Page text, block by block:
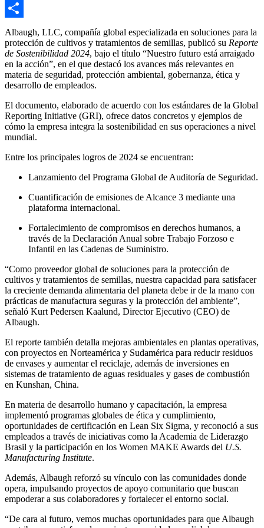
Email
Compartir
Albaugh, LLC, compañía global especializada en soluciones para la
protección de cultivos y tratamientos de semillas, publicó su Reporte
de Sostenibilidad 2024, bajo el título “Nuestro futuro está arraigado
en la acción”, en el que destacó los avances más relevantes en
materia de seguridad, protección ambiental, gobernanza, ética y
desarrollo de empleados.
El documento, elaborado de acuerdo con los estándares de la Global
Reporting Initiative (GRI), ofrece datos concretos y ejemplos de
cómo la empresa integra la sostenibilidad en sus operaciones a nivel
mundial.
Entre los principales logros de 2024 se encuentran:
Lanzamiento del Programa Global de Auditoría de Seguridad.
Cuantificación de emisiones de Alcance 3 mediante una
plataforma internacional.
Fortalecimiento de compromisos en derechos humanos, a
través de la Declaración Anual sobre Trabajo Forzoso e
Infantil en las Cadenas de Suministro.
“Como proveedor global de soluciones para la protección de
cultivos y tratamientos de semillas, nuestra capacidad para satisfacer
la creciente demanda alimentaria del planeta debe ir de la mano con
prácticas de manufactura seguras y la protección del ambiente”,
señaló Kurt Pedersen Kaalund, Director Ejecutivo (CEO) de
Albaugh.
El reporte también detalla mejoras ambientales en plantas operativas,
con proyectos en Norteamérica y Sudamérica para reducir residuos
de envases y aumentar el reciclaje, además de inversiones en
sistemas de tratamiento de aguas residuales y gases de combustión
en Kunshan, China.
En materia de desarrollo humano y capacitación, la empresa
implementó programas globales de ética y cumplimiento,
oportunidades de certificación en Lean Six Sigma, y reconoció a sus
empleados a través de iniciativas como la Academia de Liderazgo
Brasil y la participación en los Women MAKE Awards del U.S.
Manufacturing Institute.
Además, Albaugh reforzó su vínculo con las comunidades donde
opera, impulsando proyectos de apoyo comunitario que buscan
empoderar a sus colaboradores y fortalecer el entorno social.
“De cara al futuro, vemos muchas oportunidades para que Albaugh